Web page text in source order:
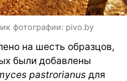
фотографии: pivo.by
на шесть образцов,
были добавлены
pastrorianus для